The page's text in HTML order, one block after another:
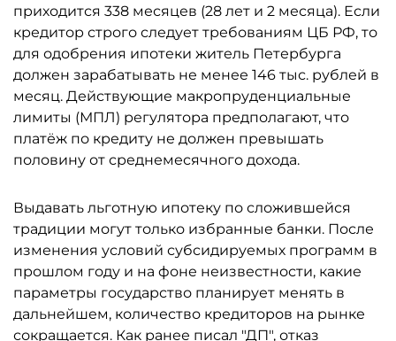
приходится 338 месяцев (28 лет и 2 месяца). Если
кредитор строго следует требованиям ЦБ РФ, то
для одобрения ипотеки житель Петербурга
должен зарабатывать не менее 146 тыс. рублей в
месяц. Действующие макропруденциальные
лимиты (МПЛ) регулятора предполагают, что
платёж по кредиту не должен превышать
половину от среднемесячного дохода.
Выдавать льготную ипотеку по сложившейся
традиции могут только избранные банки. После
изменения условий субсидируемых программ в
прошлом году и на фоне неизвестности, какие
параметры государство планирует менять в
дальнейшем, количество кредиторов на рынке
сокращается. Как ранее писал "ДП", отказ